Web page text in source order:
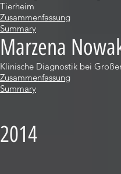
Tierheim
Zusammenfassung
Summary
Marzena
Klinische Diagnostik bei
Zusammenfassung
Summary
2014